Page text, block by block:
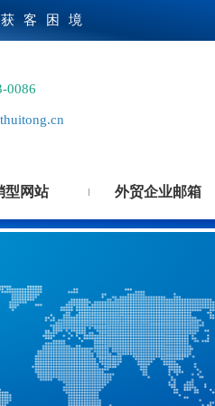
客困境
0086
型网站 外贸企业邮箱